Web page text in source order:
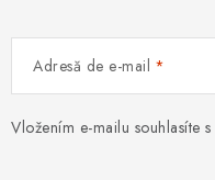
l
s
t
Adresă de e-mail
Vložením e-mailu souhlasíte s